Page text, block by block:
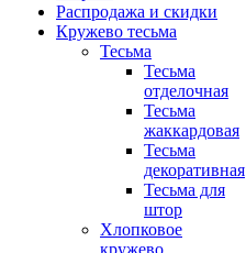
Распродажа и скидки
Кружево тесьма
Тесьма
Тесьма
отделочная
Тесьма
жаккардовая
Тесьма
декоративная
Тесьма для
штор
Хлопковое
кружево